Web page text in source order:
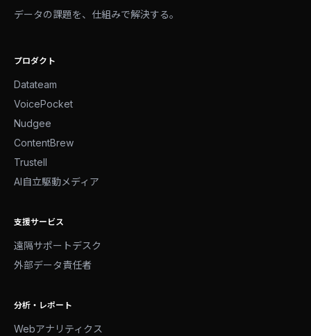
データの課題を、仕組みで解決する。
プロダクト
Datateam
VoicePocket
Nudgee
ContentBrew
Trustell
AI自立駆動メディア
支援サービス
遠隔サポートデスク
外部データ責任者
分析・レポート
Webアナリティクス